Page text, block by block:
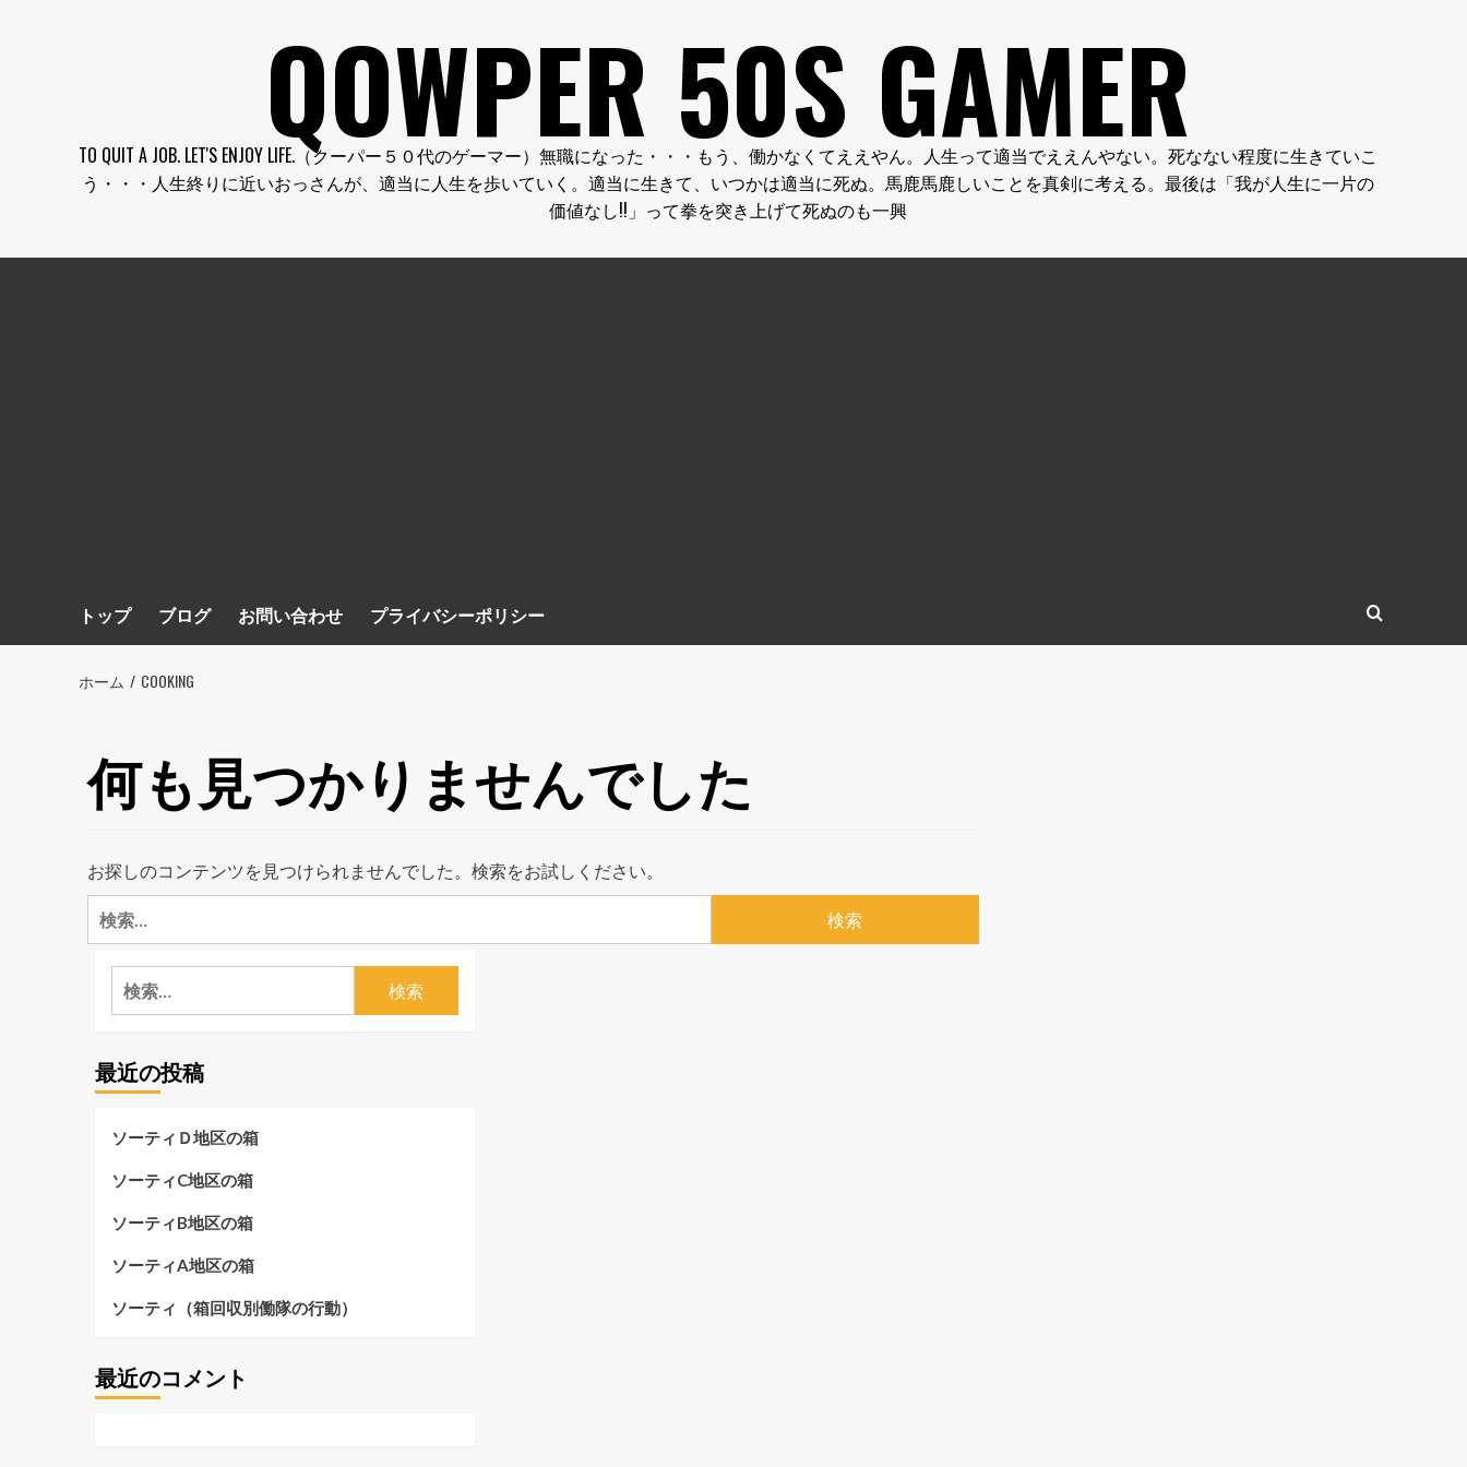
プ
QOWPER 50S GAMER
TO QUIT A JOB. LET'S ENJOY LIFE.（クーパー５０代のゲーマー）無職になった・・・もう、働かなくてええやん。人生って適当でええんやない。死なない程度に生きていこ
う・・・人生終りに近いおっさんが、適当に人生を歩いていく。適当に生きて、いつかは適当に死ぬ。馬鹿馬鹿しいことを真剣に考える。最後は「我が人生に一片の
価値なし!!」って拳を突き上げて死ぬのも一興
トップ ブログ お問い合わせ プライバシーポリシー
ホーム COOKING
何も見つかりませんでした
お探しのコンテンツを見つけられませんでした。検索をお試しください。
検
索:
検
索:
最近の投稿
ソーティＤ地区の箱
ソーティC地区の箱
ソーティB地区の箱
ソーティA地区の箱
ソーティ（箱回収別働隊の行動）
最近のコメント